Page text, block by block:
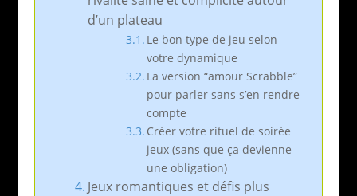
d’un plateau
Le bon type de jeu selon
votre dynamique
La version “amour Scrabble”
pour parler sans s’en rendre
compte
Créer votre rituel de soirée
jeux (sans que ça devienne
une obligation)
Jeux romantiques et défis plus